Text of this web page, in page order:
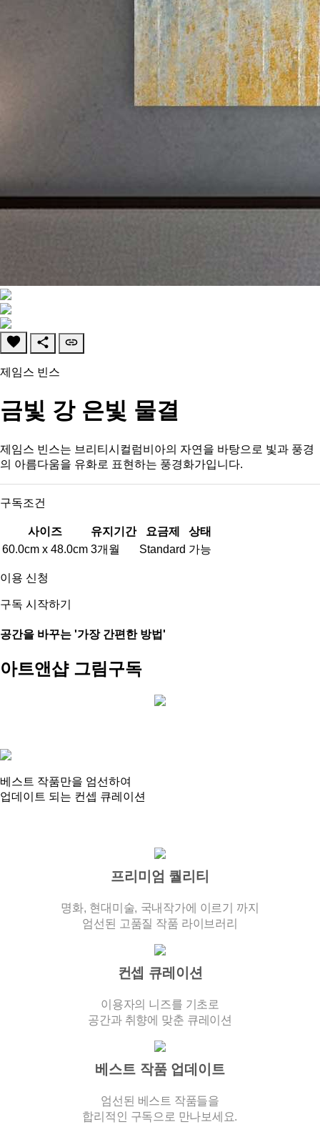
제임스 빈스
금빛 강 은빛 물결
제임스 빈스는 브리티시컬럼비아의 자연을 바탕으로 빛과 풍경
의 아름다움을 유화로 표현하는 풍경화가입니다.
구독조건
사이즈 유지기간 요금제
상태
60.0cm x 48.0cm 3개월 Standard 가능
이용 신청
구독 시작하기
공간을 바꾸는 '가장 간편한 방법'
아트앤샵 그림구독
베스트 작품만을 엄선하여
업데이트 되는 컨셉 큐레이션
프리미엄 퀄리티
명화, 현대미술, 국내작가에 이르기 까지
엄선된 고품질 작품 라이브러리
컨셉 큐레이션
이용자의 니즈를 기초로
공간과 취향에 맞춘 큐레이션
베스트 작품 업데이트
엄선된 베스트 작품들을
합리적인 구독으로 만나보세요.